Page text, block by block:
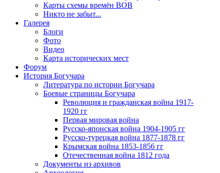
Карты схемы времён ВОВ
Никто не забыт...
Галерея
Блоги
Фото
Видео
Карта исторических мест
Форум
История Богучара
Литература по истории Богучара
Боевые страницы Богучара
Революция и гражданская война 1917-
1920 гг
Первая мировая война
Русско-японская война 1904-1905 гг
Русско-турецкая война 1877-1878 гг
Крымская война 1853-1856 гг
Отечественная война 1812 года
Документы из архивов